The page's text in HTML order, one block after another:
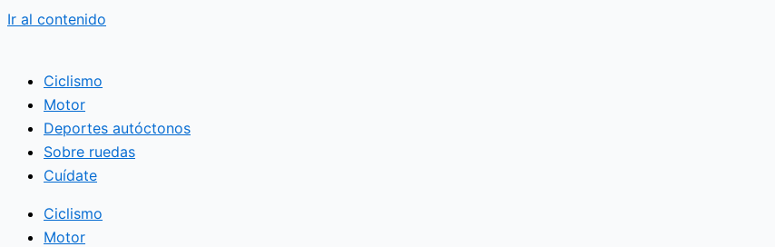
Ir al contenido
Ciclismo
Motor
Deportes autóctonos
Sobre ruedas
Cuídate
Ciclismo
Motor